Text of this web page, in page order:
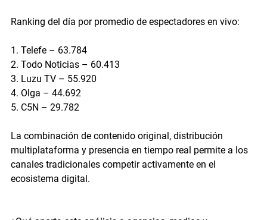
Ranking del día por promedio de espectadores en vivo:
1. Telefe – 63.784
2. Todo Noticias – 60.413
3. Luzu TV – 55.920
4. Olga – 44.692
5. C5N – 29.782
La combinación de contenido original, distribución
multiplataforma y presencia en tiempo real permite a los
canales tradicionales competir activamente en el
ecosistema digital.